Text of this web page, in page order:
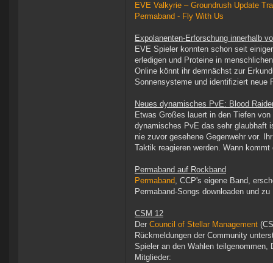
EVE Valkyrie – Groundrush Update
Permaband - Fly With Us
Expolanenten-Erforschung innerhalb
EVE Spieler konnten schon seit
erledigen und Proteine in
Online könnt ihr demnächst zur
Sonnensysteme und identifiziert neue
Neues dynamisches PvE: Blood
Etwas Großes lauert in den Tiefen
dynamisches PvE das sehr glaubhaft
nie zuvor gesehene Gegenwehr vor.
Taktik reagieren werden. Wann
Permaband auf Rockband
Permaband, CCP's eigene Band,
Permaband-Songs downloaden und
CSM 12
Der Council of Stellar Management
Rückmeldungen der Community
Spieler an den Wahlen
Mitglieder: